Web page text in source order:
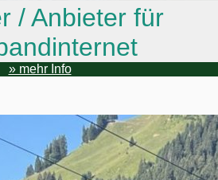
/ Anbieter für
» mehr Info